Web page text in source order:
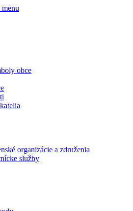
obce
organizácie a združenia
služby